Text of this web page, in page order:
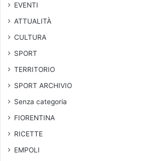
EVENTI
ATTUALITÀ
CULTURA
SPORT
TERRITORIO
SPORT ARCHIVIO
Senza categoria
FIORENTINA
RICETTE
EMPOLI